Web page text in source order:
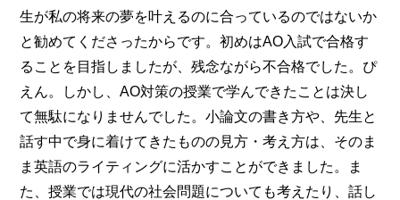
生が私の将来の夢を叶えるのに合っているのではないか
と勧めてくださったからです。初めはAO入試で合格す
ることを目指しましたが、残念ながら不合格でした。ぴ
えん。しかし、AO対策の授業で学んできたことは決し
て無駄になりませんでした。小論文の書き方や、先生と
話す中で身に着けてきたものの見方・考え方は、そのま
ま英語のライティングに活かすことができました。ま
た、授業では現代の社会問題についても考えたり、話し